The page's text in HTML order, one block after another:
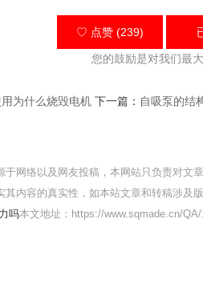
♡ 点赞 (239)
您的鼓励是对我们最
为什么烧毁电机 下一篇： 自吸泵的结
网络以及网友投稿，本网站只负责对文
内容的真实性，如本站文章和转稿涉及
吗本文地址：https://www.sqmade.cn/QA/